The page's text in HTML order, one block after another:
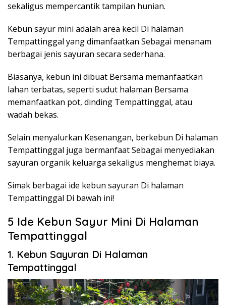
sekaligus mempercantik tampilan hunian.
Kebun sayur mini adalah area kecil Di halaman
Tempattinggal yang dimanfaatkan Sebagai menanam
berbagai jenis sayuran secara sederhana.
Biasanya, kebun ini dibuat Bersama memanfaatkan
lahan terbatas, seperti sudut halaman Bersama
memanfaatkan pot, dinding Tempattinggal, atau
wadah bekas.
Selain menyalurkan Kesenangan, berkebun Di halaman
Tempattinggal juga bermanfaat Sebagai menyediakan
sayuran organik keluarga sekaligus menghemat biaya.
Simak berbagai ide kebun sayuran Di halaman
Tempattinggal Di bawah ini!
5 Ide Kebun Sayur Mini Di Halaman
Tempattinggal
1. Kebun Sayuran Di Halaman
Tempattinggal